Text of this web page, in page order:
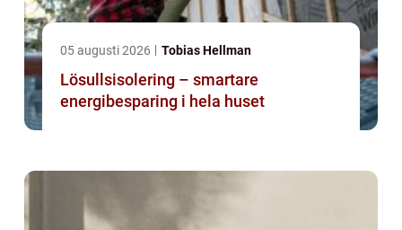
05 augusti 2026 Tobias Hellman
Lösullsisolering – smartare
energibesparing i hela huset